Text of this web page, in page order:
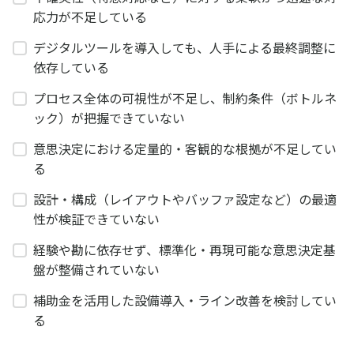
応力が不足している
デジタルツールを導入しても、人手による最終調整に
依存している
プロセス全体の可視性が不足し、制約条件（ボトルネ
ック）が把握できていない
意思決定における定量的・客観的な根拠が不足してい
る
設計・構成（レイアウトやバッファ設定など）の最適
性が検証できていない
経験や勘に依存せず、標準化・再現可能な意思決定基
盤が整備されていない
補助金を活用した設備導入・ライン改善を検討してい
る